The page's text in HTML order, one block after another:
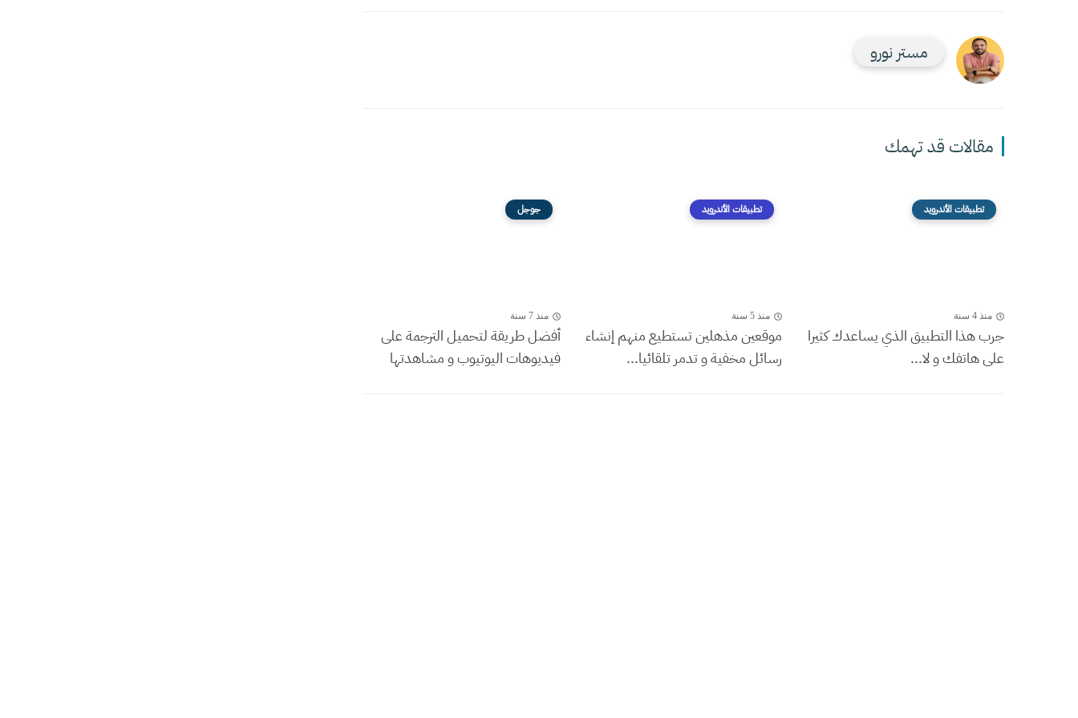
مستر نورو
مقالات قد تهمك
تطبيقات الأندرويد
منذ 4 سنة
جرب هذا التطبيق الذي يساعدك كثيرا
على هاتفك و لا...
تطبيقات الأندرويد
منذ 5 سنة
موقعين مذهلين تستطيع منهم إنشاء
رسائل مخفية و تدمر تلقائيا...
جوجل
منذ 7 سنة
أفضل طريقة لتحميل الترجمة على
فيديوهات اليوتيوب و مشاهدتها